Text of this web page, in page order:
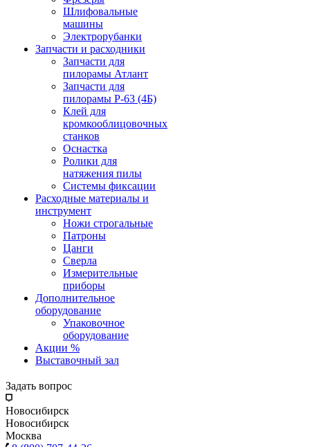
Шлифовальные
машины
Электрорубанки
Запчасти и расходники
Запчасти для
пилорамы Атлант
Запчасти для
пилорамы Р-63 (4Б)
Клей для
кромкооблицовочных
станков
Оснастка
Ролики для
натяжения пилы
Системы фиксации
Расходные материалы и
инструмент
Ножи строгальные
Патроны
Цанги
Сверла
Измерительные
приборы
Дополнительное
оборудование
Упаковочное
оборудование
Акции %
Выставочный зал
Задать вопрос
Новосибирск
Новосибирск
Москва